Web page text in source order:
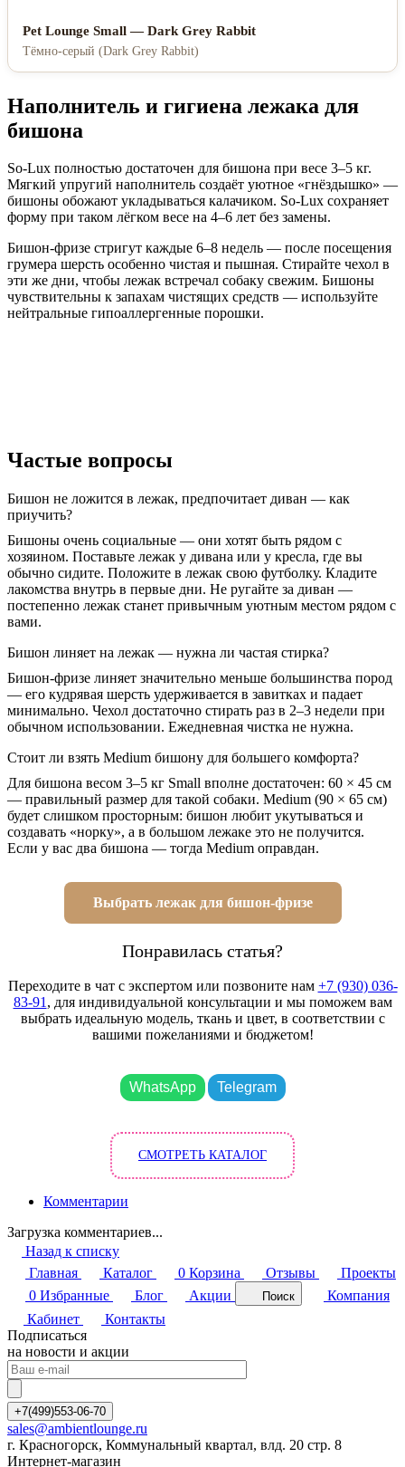
Pet Lounge Small — Dark Grey Rabbit
Тёмно-серый (Dark Grey Rabbit)
Наполнитель и гигиена лежака для
бишона
So-Lux полностью достаточен для бишона при весе 3–5 кг.
Мягкий упругий наполнитель создаёт уютное «гнёздышко» —
бишоны обожают укладываться калачиком. So-Lux сохраняет
форму при таком лёгком весе на 4–6 лет без замены.
Бишон-фризе стригут каждые 6–8 недель — после посещения
грумера шерсть особенно чистая и пышная. Стирайте чехол в
эти же дни, чтобы лежак встречал собаку свежим. Бишоны
чувствительны к запахам чистящих средств — используйте
нейтральные гипоаллергенные порошки.
Частые вопросы
Бишон не ложится в лежак, предпочитает диван — как
приучить?
Бишоны очень социальные — они хотят быть рядом с
хозяином. Поставьте лежак у дивана или у кресла, где вы
обычно сидите. Положите в лежак свою футболку. Кладите
лакомства внутрь в первые дни. Не ругайте за диван —
постепенно лежак станет привычным уютным местом рядом с
вами.
Бишон линяет на лежак — нужна ли частая стирка?
Бишон-фризе линяет значительно меньше большинства пород
— его кудрявая шерсть удерживается в завитках и падает
минимально. Чехол достаточно стирать раз в 2–3 недели при
обычном использовании. Ежедневная чистка не нужна.
Стоит ли взять Medium бишону для большего комфорта?
Для бишона весом 3–5 кг Small вполне достаточен: 60 × 45 см
— правильный размер для такой собаки. Medium (90 × 65 см)
будет слишком просторным: бишон любит укутываться и
создавать «норку», а в большом лежаке это не получится.
Если у вас два бишона — тогда Medium оправдан.
Выбрать лежак для бишон-фризе
Понравилась статья?
Переходите в чат с экспертом или позвоните нам +7 (930) 036-
83-91 , для индивидуальной консультации и мы поможем вам
выбрать идеальную модель, ткань и цвет, в соответствии с
вашими пожеланиями и бюджетом!
WhatsApp Telegram
СМОТРЕТЬ КАТАЛОГ
Комментарии
Загрузка комментариев...
Назад к списку
Главная
Каталог 0 Корзина Отзывы
Проекты
0 Избранные Блог Акции Поиск
Компания
Кабинет
Контакты
Подписаться
на новости и акции
+7(499)553-06-70
sales@ambientlounge.ru
г. Красногорск, Коммунальный квартал, влд. 20 стр. 8
Интернет-магазин